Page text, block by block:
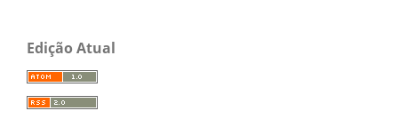
Edição Atual